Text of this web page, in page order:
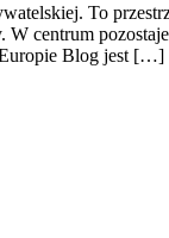
To
centrum
Blog jest […]